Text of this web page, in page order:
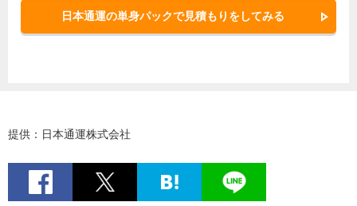
・当選された方には、マイナビ学生の窓口公式Twitterアカウントより、
・2022年4月下旬を想定しております。※諸事情により遅れる場合があり
■その他注意事項
日本通運の単身パックで見積もりをしてみる
提供：日本通運株式会社